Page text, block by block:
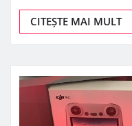
CITEȘTE MAI MULT